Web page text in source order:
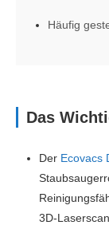
Häufig
Das
Der Ecovacs
3D-